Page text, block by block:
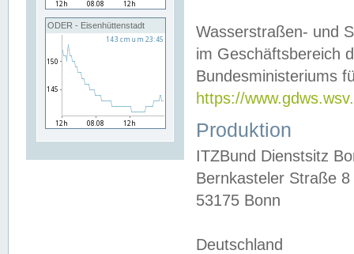
ODER - Eisenhüttenstadt
Wasserstraßen- und
im Geschäftsbereich
Bundesministeriums
https://
Produktion
ITZBund Dienstsitz
Bernkasteler Straße 8
53175 Bonn
Deutschland